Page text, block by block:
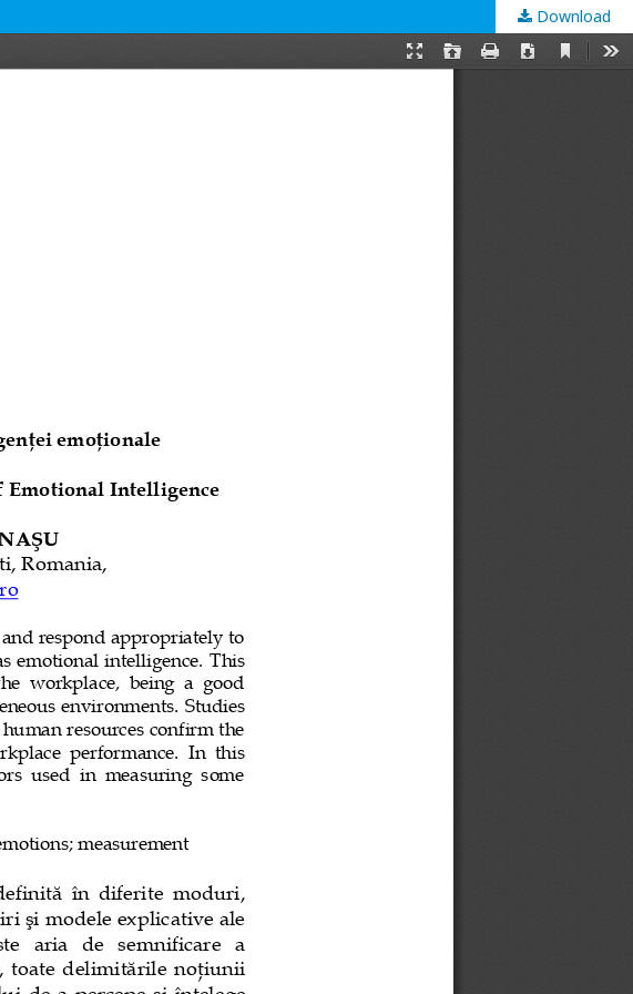
Download